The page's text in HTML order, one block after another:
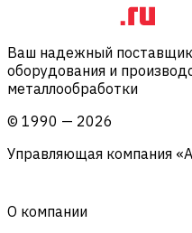
Ваш надежный
оборудования и
металлообработки
© 1990 — 2026
Управляющая компания
О компании